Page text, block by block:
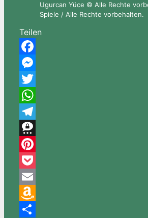
Ugurcan Yüce © Alle Rechte
Spiele / Alle Rechte vorbehalten.
Teilen
Facebook
Messenger
Twitter
WhatsApp
Telegram
Threema
Pinterest
Pocket
Email
Amazon